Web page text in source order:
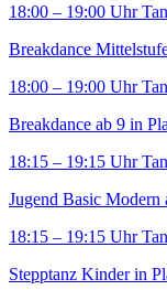
18:00 – 19:00 Uhr
Breakdance
18:00 – 19:00 Uhr
Breakdance ab 9 in
18:15 – 19:15 Uhr
Jugend Basic Modern
18:15 – 19:15 Uhr
Stepptanz Kinder in